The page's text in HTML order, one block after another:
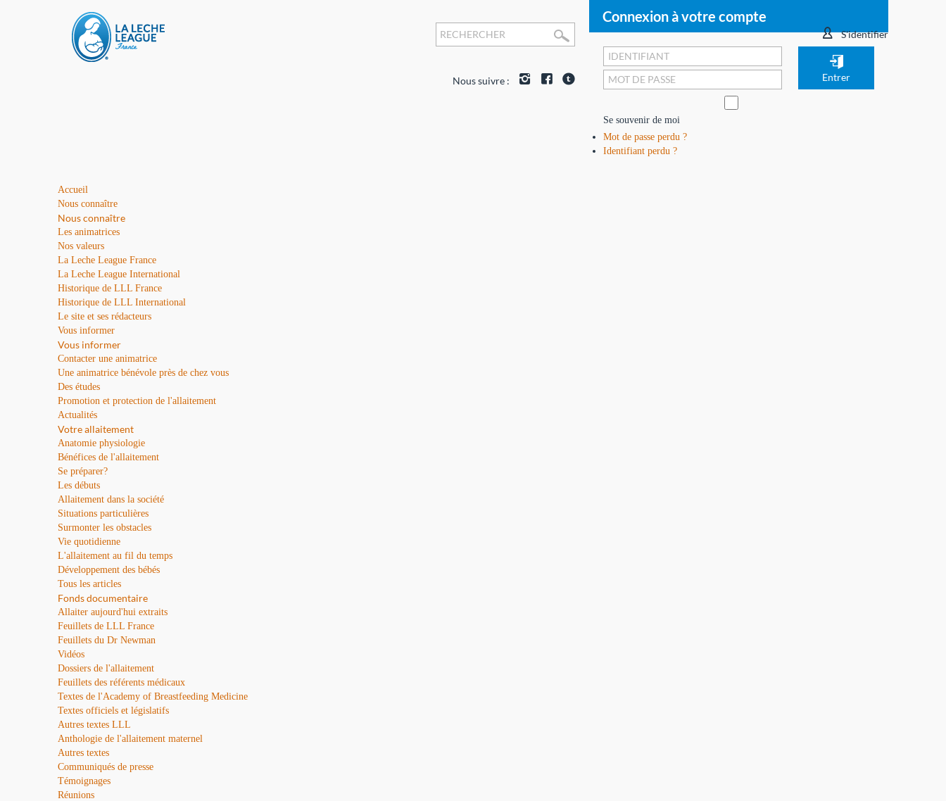
S'identifier
Connexion à votre compte
Se souvenir de moi
Mot de passe perdu ?
Identifiant perdu ?
Nous suivre :
Accueil
Nous connaître
Nous connaître
Les animatrices
Nos valeurs
La Leche League France
La Leche League International
Historique de LLL France
Historique de LLL International
Le site et ses rédacteurs
Vous informer
Vous informer
Contacter une animatrice
Une animatrice bénévole près de chez vous
Des études
Promotion et protection de l'allaitement
Actualités
Votre allaitement
Anatomie physiologie
Bénéfices de l'allaitement
Se préparer?
Les débuts
Allaitement dans la société
Situations particulières
Surmonter les obstacles
Vie quotidienne
L'allaitement au fil du temps
Développement des bébés
Tous les articles
Fonds documentaire
Allaiter aujourd'hui extraits
Feuillets de LLL France
Feuillets du Dr Newman
Vidéos
Dossiers de l'allaitement
Feuillets des référents médicaux
Textes de l'Academy of Breastfeeding Medicine
Textes officiels et législatifs
Autres textes LLL
Anthologie de l'allaitement maternel
Autres textes
Communiqués de presse
Témoignages
Réunions